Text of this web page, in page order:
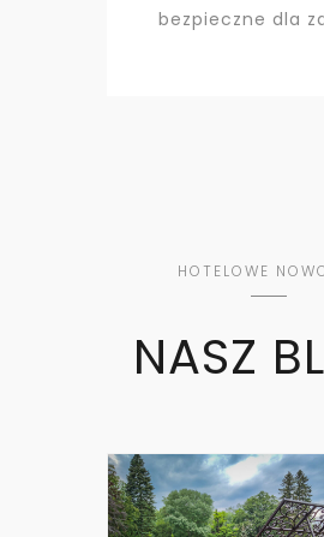
bezpieczne dla
HOTELOWE
NASZ